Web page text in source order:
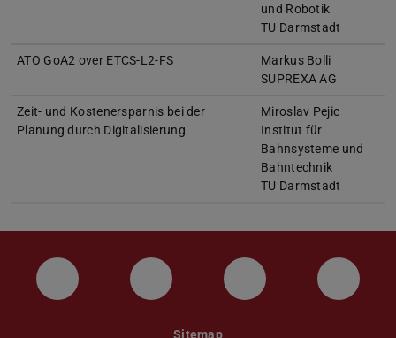
und Robotik
TU Darmstadt
ATO GoA2 over ETCS-L2-FS
Markus Bolli
SUPREXA AG
Zeit- und Kostenersparnis bei der
Planung durch Digitalisierung
Miroslav Pejic
Institut für
Bahnsysteme und
Bahntechnik
TU Darmstadt
LinkedIn Facebook Twitter
Sitemap